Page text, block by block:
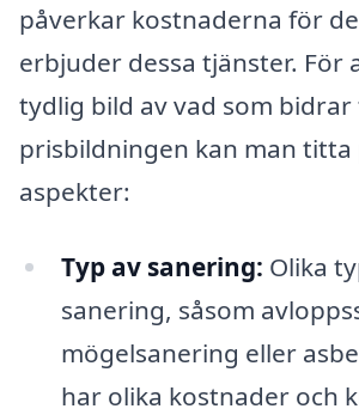
påverkar kostnaderna för
erbjuder dessa tjänster. För
tydlig bild av vad som bidrar
prisbildningen kan man titta
aspekter:
Typ av sanering: Olika
sanering, såsom
mögelsanering eller
har olika kostnader och